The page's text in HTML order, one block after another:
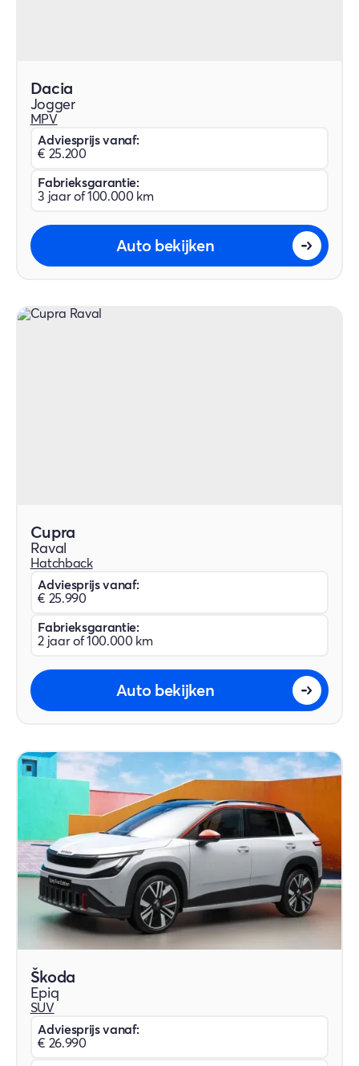
Dacia
Jogger
MPV
Adviesprijs vanaf:
€ 25.200
Fabrieksgarantie:
3 jaar of 100.000 km
Auto bekijken
Cupra
Raval
Hatchback
Adviesprijs vanaf:
€ 25.990
Fabrieksgarantie:
2 jaar of 100.000 km
Auto bekijken
Škoda
Epiq
SUV
Adviesprijs vanaf:
€ 26.990